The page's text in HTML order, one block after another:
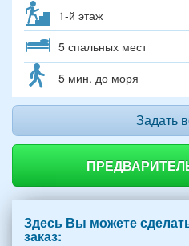
1-й этаж
5 спальных мест
5 мин. до моря
Задать
Здесь Вы можете
заказ: